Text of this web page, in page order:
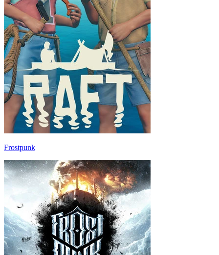
Frostpunk